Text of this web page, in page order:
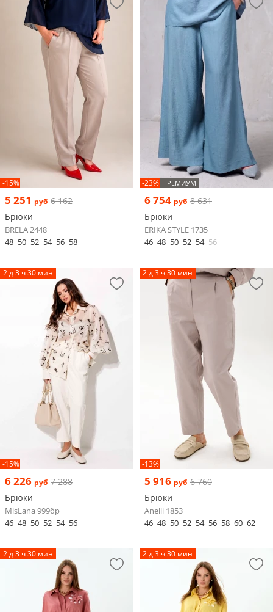
-15%
5 251 руб 6 162
Брюки
BRELA 2448
48 50 52 54 56 58
-23% ПРЕМИУМ
6 754 руб 8 631
Брюки
ERIKA STYLE 1735
46 48 50 52 54 56
2 д 3 ч 30 мин
-15%
6 226 руб 7 288
Брюки
MisLana 999бр
46 48 50 52 54 56
2 д 3 ч 30 мин
-13%
5 916 руб 6 760
Брюки
Anelli 1853
46 48 50 52 54 56 58 60 62
2 д 3 ч 30 мин 2 д 3 ч 30 мин